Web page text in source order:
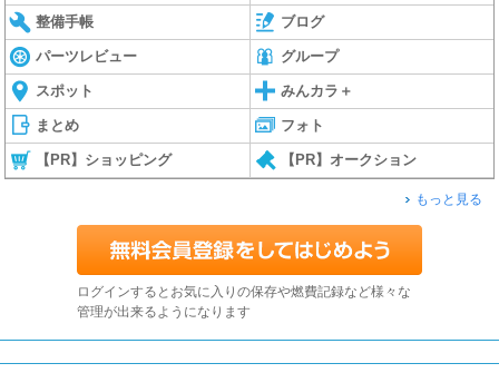
整備手帳 ブログ
パーツレビュー グループ
スポット みんカラ＋
まとめ フォト
【PR】ショッピング 【PR】オークション
もっと見る
ログインするとお気に入りの保存や燃費記録など様々な
管理が出来るようになります